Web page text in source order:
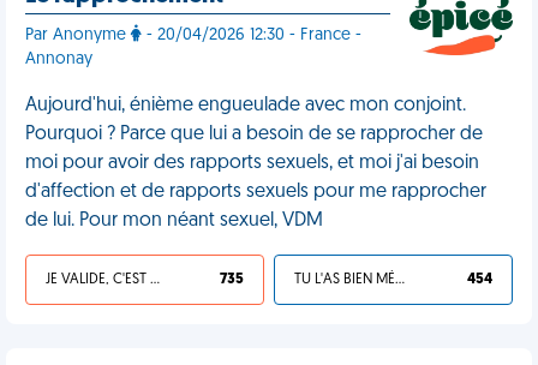
Par Anonyme
- 20/04/2026 12:30 - France -
Annonay
Aujourd'hui, énième engueulade avec mon conjoint.
Pourquoi ? Parce que lui a besoin de se rapprocher de
moi pour avoir des rapports sexuels, et moi j'ai besoin
d'affection et de rapports sexuels pour me rapprocher
de lui. Pour mon néant sexuel, VDM
JE VALIDE, C'EST UNE VDM 735 TU L'AS BIEN MÉRITÉ 454